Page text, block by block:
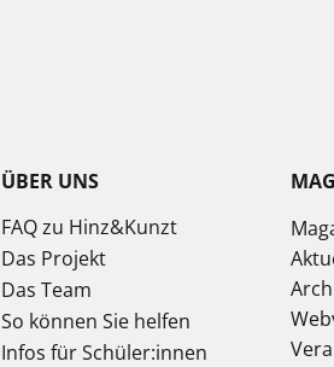
ÜBER UNS
FAQ zu Hinz&Kunzt
Das Projekt
Das Team
So können Sie helfen
Infos für Schüler:innen